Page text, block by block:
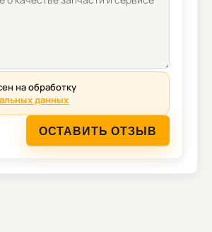
на обработку
данных
ОСТАВИТЬ ОТЗЫВ